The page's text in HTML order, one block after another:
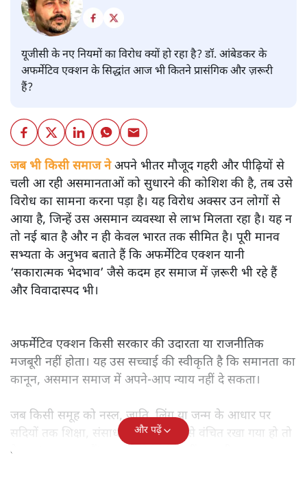
यूजीसी के नए नियमों का विरोध क्यों हो रहा है? डॉ. आंबेडकर के
अफर्मेटिव एक्शन के सिद्धांत आज भी कितने प्रासंगिक और ज़रूरी
हैं?
जब भी किसी समाज नेअपने भीतर मौजूद गहरी और पीढ़ियों से
चली आ रही असमानताओं को सुधारने की कोशिश की है, तब उसे
विरोध का सामना करना पड़ा है। यह विरोध अक्सर उन लोगों से
आया है, जिन्हें उस असमान व्यवस्था से लाभ मिलता रहा है। यह न
तो नई बात है और न ही केवल भारत तक सीमित है। पूरी मानव
सभ्यता के अनुभव बताते हैं कि अफर्मेटिव एक्शन यानी
‘सकारात्मक भेदभाव’ जैसे कदम हर समाज में ज़रूरी भी रहे हैं
और विवादास्पद भी।
अफर्मेटिव एक्शन किसी सरकार की उदारता या राजनीतिक
मजबूरी नहीं होता। यह उस सच्चाई की स्वीकृति है कि समानता का
कानून, असमान समाज में अपने-आप न्याय नहीं दे सकता।
जब किसी समूह को नस्ल, जाति, लिंग या जन्म के आधार पर
सदियों तक शिक्षा, संसाधनों और सम्मान से वंचित रखा गया हो तो
केवल ‘सब बराबर हैं’ कह देने से स्थिति नहीं बदलती।
और पढ़ें